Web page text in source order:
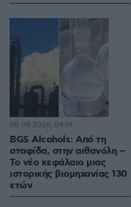
BGS Alcohols: Από τη
σταφίδα, στην αιθανόλη –
Το νέο κεφάλαιο μιας
ιστορικής βιομηχανίας 130
ετών
08.08.2026, 09:19